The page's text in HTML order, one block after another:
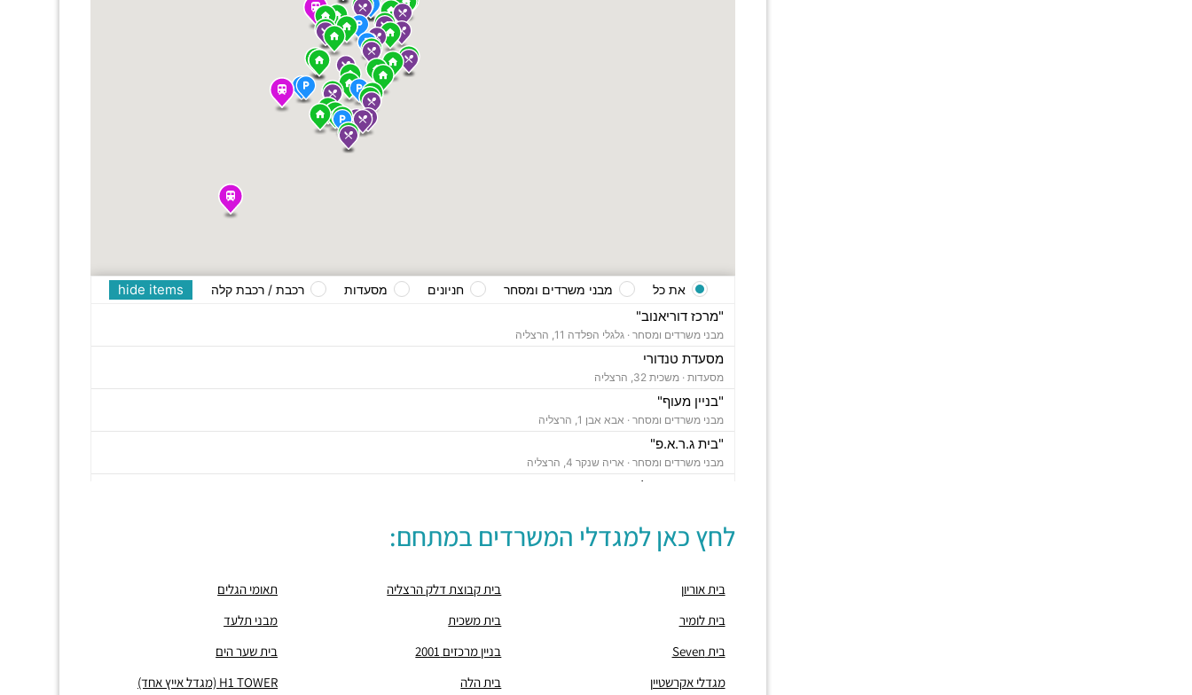
"מרכז דוריאנוב"
מבני משרדים ומסחר · גלגלי הפלדה 11, הרצליה
מסעדת טנדורי
מסעדות · משכית 32, הרצליה
"בניין מעוף"
מבני משרדים ומסחר · אבא אבן 1, הרצליה
"בית ג.ר.א.פ"
מבני משרדים ומסחר · אריה שנקר 4, הרצליה
"בית מור הרצליה"
תחנת רכבת הרצליה
רכבת / רכבת קלה · בן ציון מיכאלי 1, הרצליה
חניונים ·יד חרוצים 7, הרצליה
חניון אקרשטיין
חניון גלגלי הפלדה
חניונים ·
hide items את כל מבני משרדים ומסחר חניונים מסעדות רכבת / רכבת קלה
לחץ כאן למגדלי המשרדים במתחם:
בית אוריון בית קבוצת דלק הרצליה
תאומי הגלים
בית לומיר
בית משכית
מבני תלעד
בית Seven
בניין מרכזים 2001
בית שער הים
מגדלי אקרשטיין
בית הלה H1 TOWER (מגדל אייץ אחד)